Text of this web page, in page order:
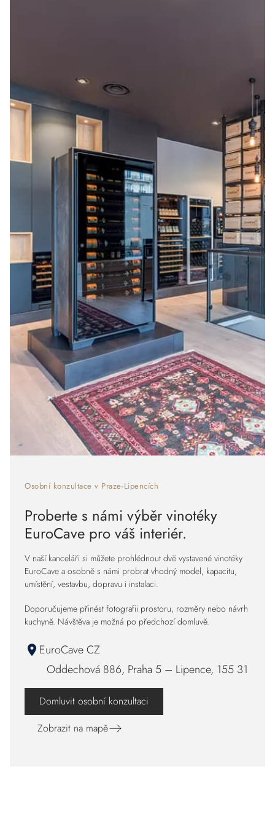
Osobní konzultace v Praze-Lipencích
Proberte s námi výběr vinotéky
EuroCave pro váš interiér.
V naší kanceláři si můžete prohlédnout dvě vystavené vinotéky
EuroCave a osobně s námi probrat vhodný model, kapacitu,
umístění, vestavbu, dopravu i instalaci.
Doporučujeme přinést fotografii prostoru, rozměry nebo návrh
kuchyně. Návštěva je možná po předchozí domluvě.
EuroCave CZ
Oddechová 886, Praha 5 – Lipence, 155 31
Domluvit osobní konzultaci
Zobrazit na mapě